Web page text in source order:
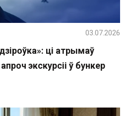
ці атрымаў
экскурсіі ў бункер
03.07.2026